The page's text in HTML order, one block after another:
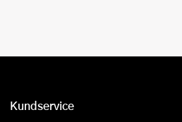
Kundservice